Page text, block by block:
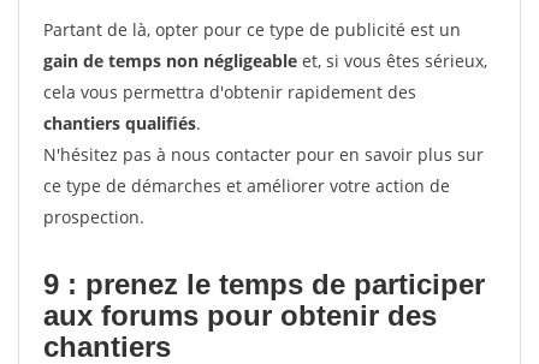
Partant de là, opter pour ce type de publicité est un
gain de temps non négligeable et, si vous êtes sérieux,
cela vous permettra d'obtenir rapidement des
chantiers qualifiés.
N'hésitez pas à nous contacter pour en savoir plus sur
ce type de démarches et améliorer votre action de
prospection.
9 : prenez le temps de participer
aux forums pour obtenir des
chantiers